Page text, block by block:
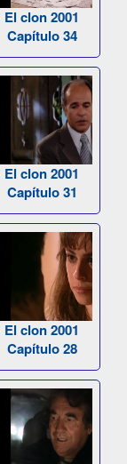
El clon 2001
Capítulo 34
El clon 2001
Capítulo 31
El clon 2001
Capítulo 28